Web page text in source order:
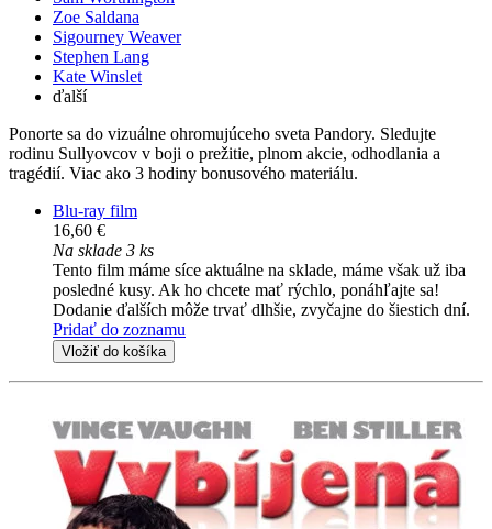
Zoe Saldana
Sigourney Weaver
Stephen Lang
Kate Winslet
ďalší
Ponorte sa do vizuálne ohromujúceho sveta Pandory. Sledujte
rodinu Sullyovcov v boji o prežitie, plnom akcie, odhodlania a
tragédií. Viac ako 3 hodiny bonusového materiálu.
Blu-ray film
16,60 €
Na sklade 3 ks
Tento film máme síce aktuálne na sklade, máme však už iba
posledné kusy. Ak ho chcete mať rýchlo, ponáhľajte sa!
Dodanie ďalších môže trvať dlhšie, zvyčajne do šiestich dní.
Pridať do zoznamu
Vložiť do košíka